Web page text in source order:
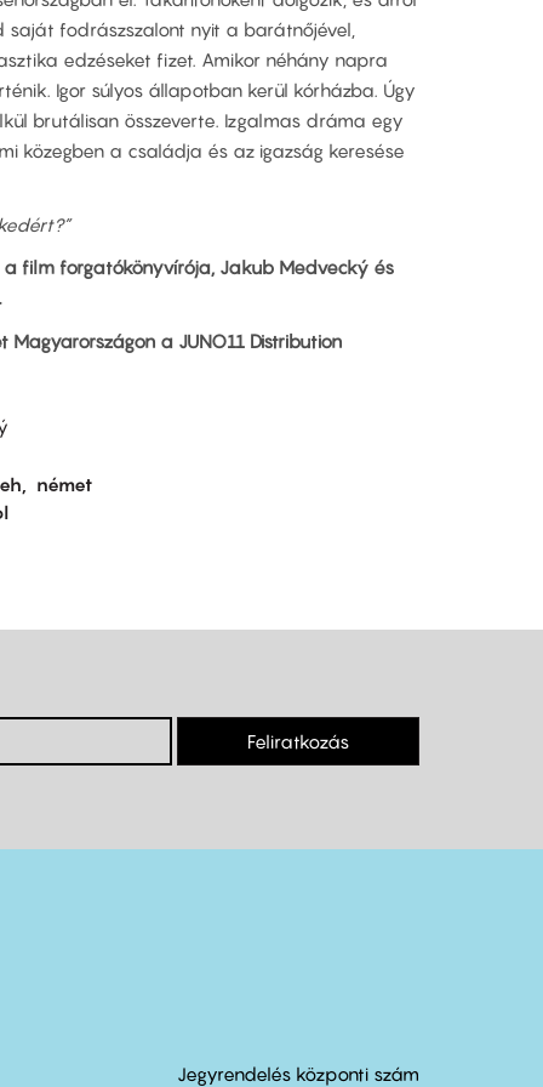
saját fodrászszalont nyit a barátnőjével,
edzéseket fizet. Amikor néhány napra
Igor súlyos állapotban kerül kórházba. Úgy
brutálisan összeverte. Izgalmas dráma egy
közegben a családja és az igazság keresése
film forgatókönyvírója, Jakub Medvecký és
a JUNO11 Distribution
német
Feliratkozás
Jegyrendelés központi szám